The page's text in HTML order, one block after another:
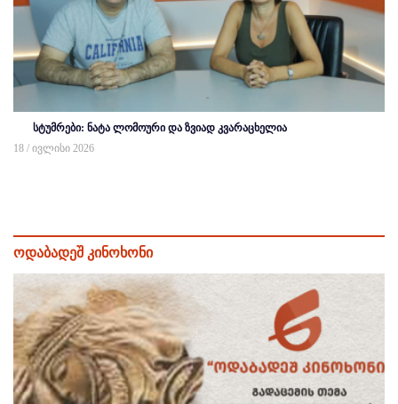
სტუმრები: ნატა ლომოური და ზვიად კვარაცხელია
18 / ივლისი 2026
ოდაბადეშ კინოხონი